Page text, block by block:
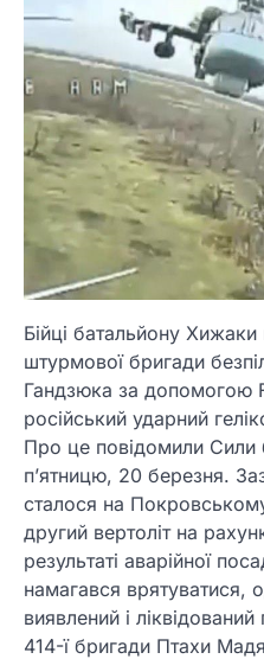
Бійці батальйону
штурмової бригади
Гандзюка за допомогою
російський ударний
Про це повідомили Сили
п’ятницю, 20 березня.
сталося на
другий вертоліт на
результаті аварійної
намагався врятуватися,
виявлений і
414-ї бригади Птахи